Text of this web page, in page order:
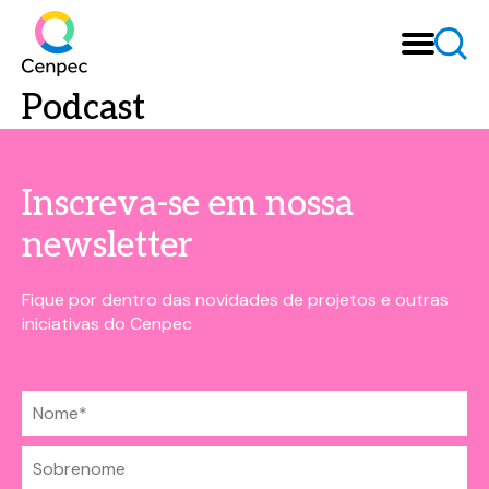
Podcast
Inscreva-se em nossa
newsletter
Fique por dentro das novidades de projetos e outras
iniciativas do Cenpec